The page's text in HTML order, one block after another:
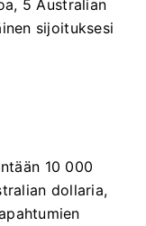
5 Australian
sijoituksesi
10 000
dollaria,